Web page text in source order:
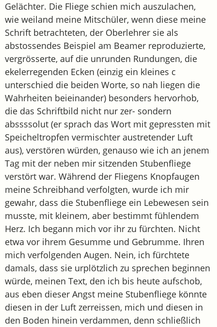
Gelächter. Die Fliege schien mich auszulachen,
wie weiland meine Mitschüler, wenn diese meine
Schrift betrachteten, der Oberlehrer sie als
abstossendes Beispiel am Beamer reproduzierte,
vergrösserte, auf die unrunden Rundungen, die
ekelerregenden Ecken (einzig ein kleines c
unterschied die beiden Worte, so nah liegen die
Wahrheiten beieinander) besonders hervorhob,
die das Schriftbild nicht nur zer- sondern
abssssolut (er sprach das Wort mit gepressten mit
Speicheltropfen vermischter austretender Luft
aus), verstören würden, genauso wie ich an jenem
Tag mit der neben mir sitzenden Stubenfliege
verstört war. Während der Fliegens Knopfaugen
meine Schreibhand verfolgten, wurde ich mir
gewahr, dass die Stubenfliege ein Lebewesen sein
musste, mit kleinem, aber bestimmt fühlendem
Herz. Ich begann mich vor ihr zu fürchten. Nicht
etwa vor ihrem Gesumme und Gebrumme. Ihren
mich verfolgenden Augen. Nein, ich fürchtete
damals, dass sie urplötzlich zu sprechen beginnen
würde, meinen Text, den ich bis heute aufschob,
aus eben dieser Angst meine Stubenfliege könnte
diesen in der Luft zerreissen, mich und diesen in
den Boden hinein verdammen, denn schließlich